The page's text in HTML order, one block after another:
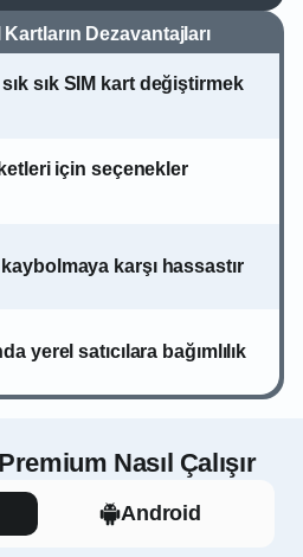
Dezavantajları
sık SIM kart değiştirmek
için seçenekler
karşı hassastır
yerel satıcılara bağımlılık
Nasıl Çalışır
Android